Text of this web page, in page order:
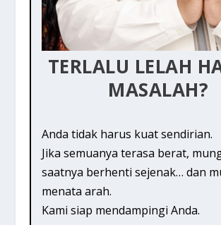
TERLALU LELAH
MASALAH?
Anda tidak harus kuat sendirian.
Jika semuanya terasa berat,
saatnya berhenti sejenak… dan
menata arah.
Kami siap mendampingi Anda.